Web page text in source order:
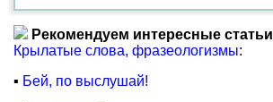
Рекомендуем интересные статьи
Крылатые слова, фразеологизмы:
▪ Бей, по выслушай!